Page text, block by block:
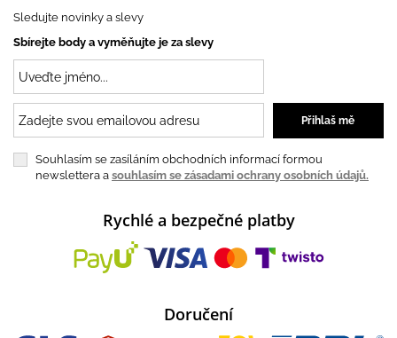
Sledujte novinky a slevy
Sbírejte body a vyměňujte je za slevy
Souhlasím se zasíláním obchodních informací formou
newslettera a souhlasím se zásadami ochrany osobních údajů.
Rychlé a bezpečné platby
Doručení